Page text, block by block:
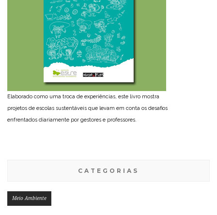
Elaborado como uma troca de experiências, este livro mostra
projetos de escolas sustentáveis que levam em conta os desafios
enfrentados diariamente por gestores e professores.
CATEGORIAS
Meio Ambiente